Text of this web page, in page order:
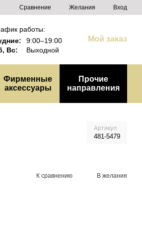
Сравнение Желания Вход
работы:
9:00–19:00
Вс:
Выходной
Мой заказ
Фирменные
аксессуары
Прочие
направления
Артикул
481-5479
К сравнению В желания